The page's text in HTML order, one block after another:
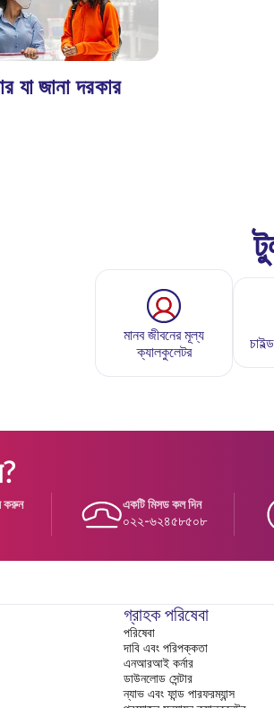
যা জানা দরকার
মানব জীবনের মূল্য
ক্যালকুলেটর
করুন একটি মিসড কল দিন
০২২-৬২৪৫৮৫০৮
গ্রাহক পরিষেবা
পরিষেবা
দাবি এবং পরিপক্কতা
এনআরআই কর্নার
ডাউনলোড সেন্টার
ন্যাভ এবং ফান্ড পারফরম্যান্স